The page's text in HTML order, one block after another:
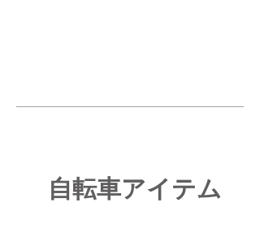
​自転車アイテム